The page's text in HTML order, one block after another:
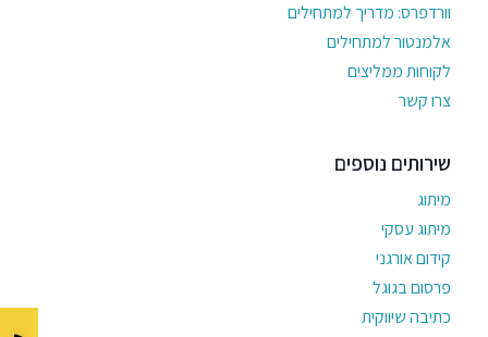
וורדפרס: מדריך למתחילים
אלמנטור למתחילים
לקוחות ממליצים
צרו קשר
שירותים נוספים
מיתוג
מיתוג עסקי
קידום אורגני
פרסום בגוגל
כתיבה שיווקית